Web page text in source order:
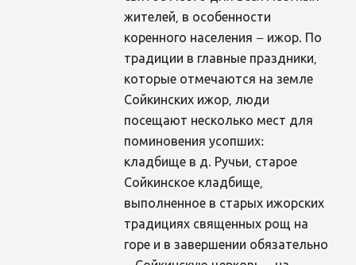
жителей, в особенности
коренного населения – ижор. По
традиции в главные праздники,
которые отмечаются на земле
Сойкинских ижор, люди
посещают несколько мест для
поминовения усопших:
кладбище в д. Ручьи, старое
Сойкинское кладбище,
выполненное в старых ижорских
традициях священных рощ на
горе и в завершении обязательно